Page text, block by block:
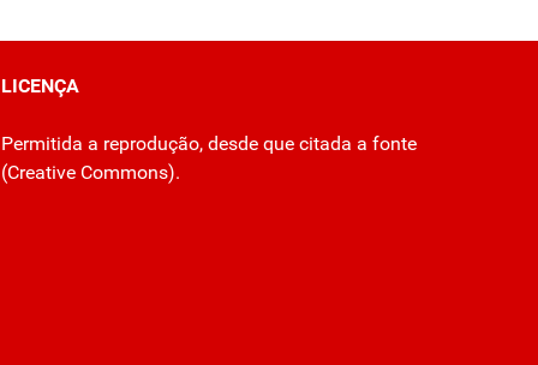
LICENÇA
Permitida a reprodução, desde que citada a fonte
(Creative Commons).